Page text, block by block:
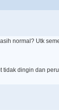
normal? Utk
tidak dingin dan